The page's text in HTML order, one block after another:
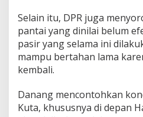
Selain itu, DPR juga
pantai yang dinilai belum
pasir yang selama ini
mampu bertahan lama
kembali.
Danang mencontohkan
Kuta, khususnya di depan